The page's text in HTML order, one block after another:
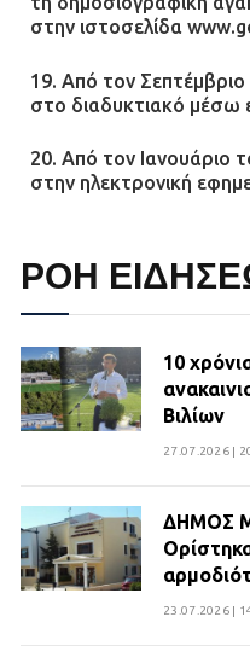
στην ιστοσελίδα
19. Από τον
στο διαδυκτιακό μέσω
20. Από τον Ιανουάριο
στην ηλεκτρονική
ΡΟΗ
10
Βιλίων
27.07.2026 |
ΔΗΜΟΣ
23.07.2026 |